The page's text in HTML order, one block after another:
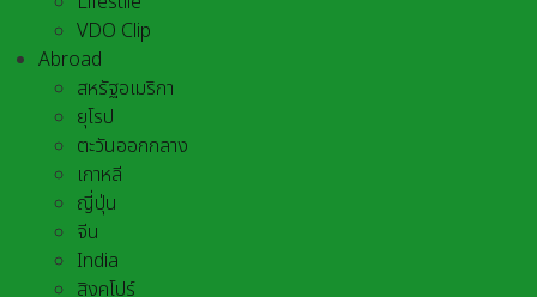
VDO Clip
Abroad
สหรัฐอเมริกา
ยุโรป
ตะวันออกกลาง
เกาหลี
ญี่ปุ่น
จีน
India
สิงคโปร์